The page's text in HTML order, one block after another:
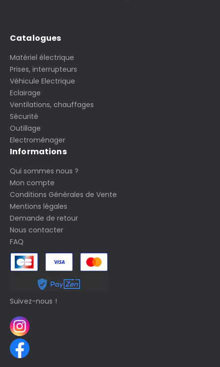
Catalogues
Matériel électrique
Prises, interrupteurs
Véhicule Electrique
Eclairage
Ventilations, chauffages
Sécurité
Outillage
Electroménager
Informations
Qui sommes nous ?
Mon compte
Conditions Générales de Vente
Mentions légales
Demande de retour
Nous contacter
FAQ
Suivez-nous !